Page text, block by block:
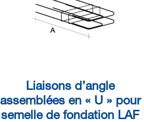
Liaisons d’angle
assemblées en « U » pour
semelle de fondation LAF